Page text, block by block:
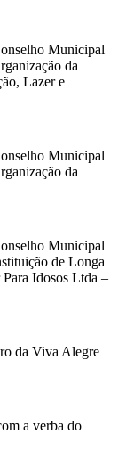
Municipal
da
Lazer e
Municipal
da
Municipal
de Longa
Idosos Ltda –
da Viva Alegre
a verba do